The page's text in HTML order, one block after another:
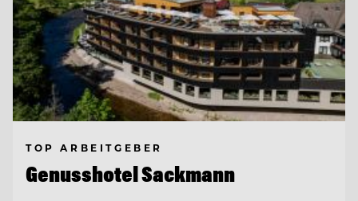
TOP ARBEITGEBER
Genusshotel Sackmann